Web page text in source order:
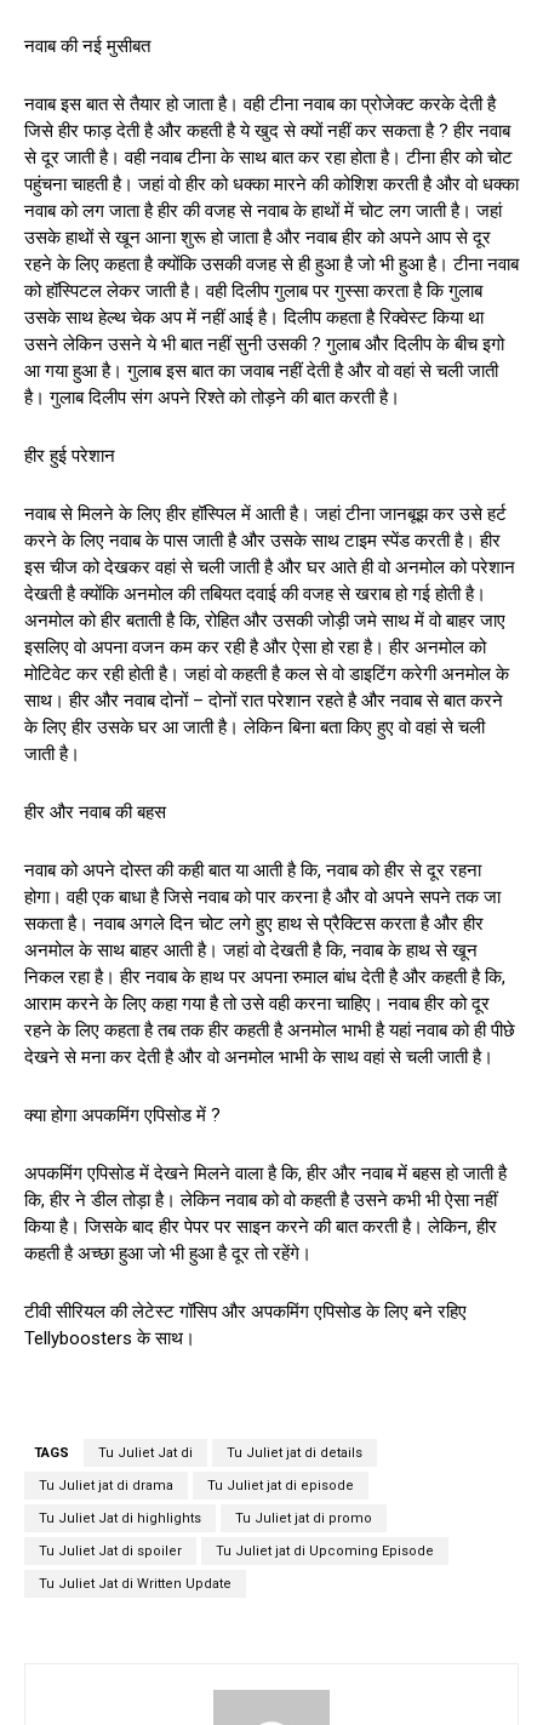
नवाब की नई मुसीबत
नवाब इस बात से तैयार हो जाता है। वही टीना नवाब का प्रोजेक्ट करके देती है
जिसे हीर फाड़ देती है और कहती है ये खुद से क्यों नहीं कर सकता है ? हीर नवाब
से दूर जाती है। वही नवाब टीना के साथ बात कर रहा होता है। टीना हीर को चोट
पहुंचना चाहती है। जहां वो हीर को धक्का मारने की कोशिश करती है और वो धक्का
नवाब को लग जाता है हीर की वजह से नवाब के हाथों में चोट लग जाती है। जहां
उसके हाथों से खून आना शुरू हो जाता है और नवाब हीर को अपने आप से दूर
रहने के लिए कहता है क्योंकि उसकी वजह से ही हुआ है जो भी हुआ है। टीना नवाब
को हॉस्पिटल लेकर जाती है। वही दिलीप गुलाब पर गुस्सा करता है कि गुलाब
उसके साथ हेल्थ चेक अप में नहीं आई है। दिलीप कहता है रिक्वेस्ट किया था
उसने लेकिन उसने ये भी बात नहीं सुनी उसकी ? गुलाब और दिलीप के बीच इगो
आ गया हुआ है। गुलाब इस बात का जवाब नहीं देती है और वो वहां से चली जाती
है। गुलाब दिलीप संग अपने रिश्ते को तोड़ने की बात करती है।
हीर हुई परेशान
नवाब से मिलने के लिए हीर हॉस्पिल में आती है। जहां टीना जानबूझ कर उसे हर्ट
करने के लिए नवाब के पास जाती है और उसके साथ टाइम स्पेंड करती है। हीर
इस चीज को देखकर वहां से चली जाती है और घर आते ही वो अनमोल को परेशान
देखती है क्योंकि अनमोल की तबियत दवाई की वजह से खराब हो गई होती है।
अनमोल को हीर बताती है कि, रोहित और उसकी जोड़ी जमे साथ में वो बाहर जाए
इसलिए वो अपना वजन कम कर रही है और ऐसा हो रहा है। हीर अनमोल को
मोटिवेट कर रही होती है। जहां वो कहती है कल से वो डाइटिंग करेगी अनमोल के
साथ। हीर और नवाब दोनों – दोनों रात परेशान रहते है और नवाब से बात करने
के लिए हीर उसके घर आ जाती है। लेकिन बिना बता किए हुए वो वहां से चली
जाती है।
हीर और नवाब की बहस
नवाब को अपने दोस्त की कही बात या आती है कि, नवाब को हीर से दूर रहना
होगा। वही एक बाधा है जिसे नवाब को पार करना है और वो अपने सपने तक जा
सकता है। नवाब अगले दिन चोट लगे हुए हाथ से प्रैक्टिस करता है और हीर
अनमोल के साथ बाहर आती है। जहां वो देखती है कि, नवाब के हाथ से खून
निकल रहा है। हीर नवाब के हाथ पर अपना रुमाल बांध देती है और कहती है कि,
आराम करने के लिए कहा गया है तो उसे वही करना चाहिए। नवाब हीर को दूर
रहने के लिए कहता है तब तक हीर कहती है अनमोल भाभी है यहां नवाब को ही पीछे
देखने से मना कर देती है और वो अनमोल भाभी के साथ वहां से चली जाती है।
क्या होगा अपकमिंग एपिसोड में ?
अपकमिंग एपिसोड में देखने मिलने वाला है कि, हीर और नवाब में बहस हो जाती है
कि, हीर ने डील तोड़ा है। लेकिन नवाब को वो कहती है उसने कभी भी ऐसा नहीं
किया है। जिसके बाद हीर पेपर पर साइन करने की बात करती है। लेकिन, हीर
कहती है अच्छा हुआ जो भी हुआ है दूर तो रहेंगे।
टीवी सीरियल की लेटेस्ट गॉसिप और अपकमिंग एपिसोड के लिए बने रहिए
Tellyboosters के साथ।
TAGS Tu Juliet Jat di Tu Juliet jat di details
Tu Juliet jat di drama Tu Juliet jat di episode
Tu Juliet Jat di highlights Tu Juliet jat di promo
Tu Juliet Jat di spoiler Tu Juliet jat di Upcoming Episode
Tu Juliet Jat di Written Update